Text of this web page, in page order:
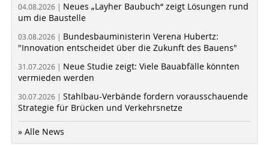
04.08.2026 | Neues „Layher Baubuch“ zeigt Lösungen rund
um die Baustelle
03.08.2026 | Bundesbauministerin Verena Hubertz:
"Innovation entscheidet über die Zukunft des Bauens"
31.07.2026 | Neue Studie zeigt: Viele Bauabfälle könnten
vermieden werden
30.07.2026 | Stahlbau-Verbände fordern vorausschauende
Strategie für Brücken und Verkehrsnetze
» Alle News